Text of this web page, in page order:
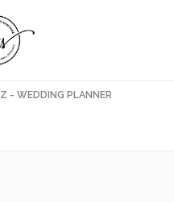
- WEDDING PLANNER